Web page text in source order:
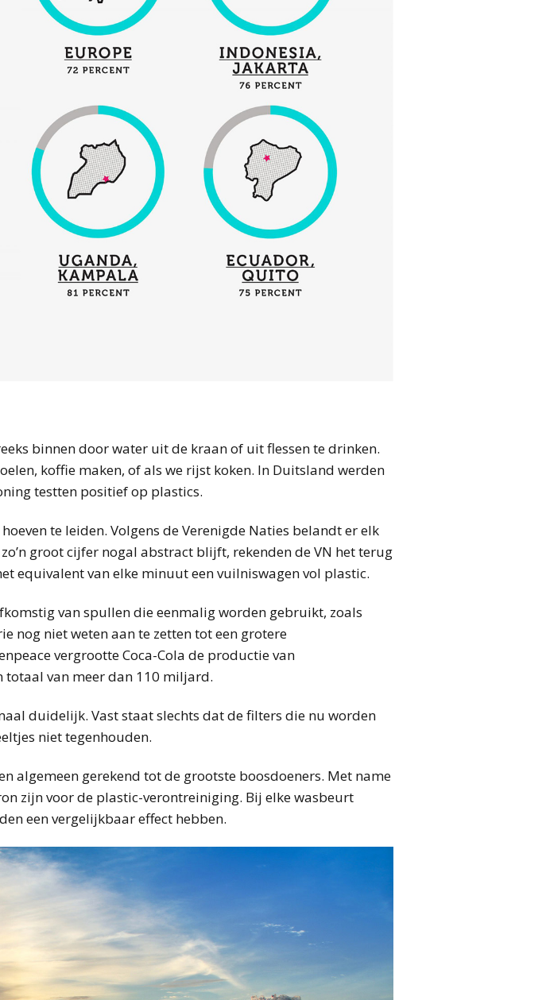
binnen door water uit de kraan of uit flessen te drinken.
koffie maken, of als we rijst koken. In Duitsland werden
testten positief op plastics.
te leiden. Volgens de Verenigde Naties belandt er elk
groot cijfer nogal abstract blijft, rekenden de VN het terug
equivalent van elke minuut een vuilniswagen vol plastic.
van spullen die eenmalig worden gebruikt, zoals
nog niet weten aan te zetten tot een grotere
vergrootte Coca-Cola de productie van
totaal van meer dan 110 miljard.
duidelijk. Vast staat slechts dat de filters die nu worden
niet tegenhouden.
algemeen gerekend tot de grootste boosdoeners. Met name
zijn voor de plastic-verontreiniging. Bij elke wasbeurt
een vergelijkbaar effect hebben.